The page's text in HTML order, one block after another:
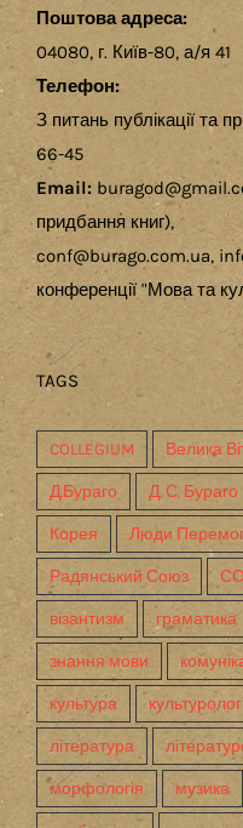
Поштова адреса:
04080, г. Київ-80, а/я 41
Телефон:
З питань публікації та
66-45
Email:
придбання книг),
conf@burago.com.ua,
конференції "Мова та
TAGS
COLLEGIUM Велика
Д.Бураго Д. С. Бураго
Корея Люди
Радянський Союз
візантизм граматика
знання мови
культура
література
морфологія музика